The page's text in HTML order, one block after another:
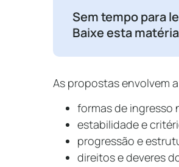
Sem tempo para
Baixe esta
As propostas envolvem
formas de ingresso
estabilidade e
progressão e
direitos e deveres